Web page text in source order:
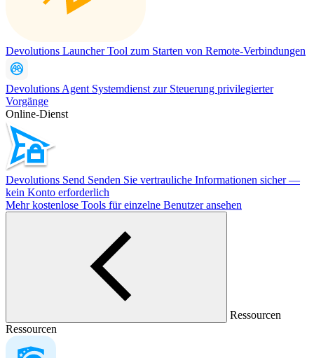
Devolutions LauncherTool zum Starten von Remote-Verbindungen
Devolutions Agent Systemdienst zur Steuerung privilegierter
Vorgänge
Online-Dienst
Devolutions Send Senden Sie vertrauliche Informationen sicher —
kein Konto erforderlich
Mehr kostenlose Tools für einzelne Benutzer ansehen
Ressourcen
Ressourcen